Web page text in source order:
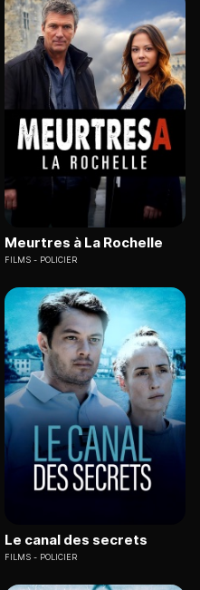
Meurtres à La Rochelle
FILMS POLICIER
Le canal des secrets
FILMS POLICIER